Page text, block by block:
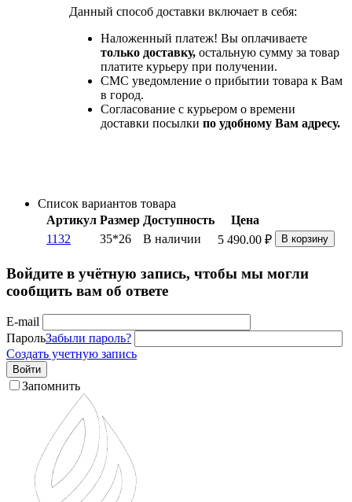
Данный способ доставки включает в себя:
Наложенный платеж! Вы оплачиваете
только доставку, остальную сумму за товар
платите курьеру при получении.
СМС уведомление о прибытии товара к Вам
в город.
Согласование с курьером о времени
доставки посылки по удобному Вам адресу.
Список вариантов товара
Артикул Размер Доступность
Цена
1132
35*26 В наличии 5 490.00 ₽ В корзину
Войдите в учётную запись, чтобы мы могли
сообщить вам об ответе
E-mail
ПарольЗабыли пароль?
Создать учетную запись
Войти
Запомнить